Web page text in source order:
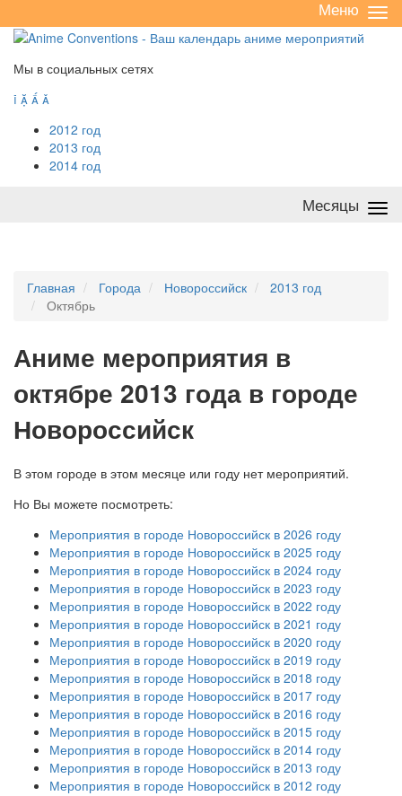
/
Меню
Мы в социальных сетях
   
2012 год
2013 год
2014 год
Месяцы
Главная Города Новороссийск
2013 год
Октябрь
Аниме мероприятия в
октябре 2013 года в городе
Новороссийск
В этом городе в этом месяце или году нет мероприятий.
Но Вы можете посмотреть:
Мероприятия в городе Новороссийск в 2026 году
Мероприятия в городе Новороссийск в 2025 году
Мероприятия в городе Новороссийск в 2024 году
Мероприятия в городе Новороссийск в 2023 году
Мероприятия в городе Новороссийск в 2022 году
Мероприятия в городе Новороссийск в 2021 году
Мероприятия в городе Новороссийск в 2020 году
Мероприятия в городе Новороссийск в 2019 году
Мероприятия в городе Новороссийск в 2018 году
Мероприятия в городе Новороссийск в 2017 году
Мероприятия в городе Новороссийск в 2016 году
Мероприятия в городе Новороссийск в 2015 году
Мероприятия в городе Новороссийск в 2014 году
Мероприятия в городе Новороссийск в 2013 году
Мероприятия в городе Новороссийск в 2012 году